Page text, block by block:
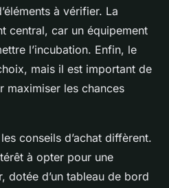
à vérifier. La
central, car un équipement
l’incubation. Enfin, le
mais il est important de
maximiser les chances
conseils d’achat diffèrent.
à opter pour une
dotée d’un tableau de bord